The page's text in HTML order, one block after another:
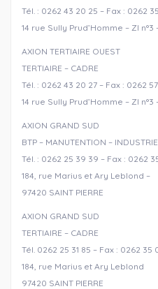
Tél. : 0262 43 20 25 – Fax : 0262
14 rue Sully Prud’Homme – ZI n°3
AXION TERTIAIRE OUEST
TERTIAIRE – CADRE
Tél. : 0262 43 20 27 – Fax : 0262 57
14 rue Sully Prud’Homme – ZI n°3
AXION GRAND SUD
BTP – MANUTENTION –
Tél. : 0262 25 39 39 – Fax : 0262
184, rue Marius et Ary Leblond –
97420 SAINT PIERRE
AXION GRAND SUD
TERTIAIRE – CADRE
Tél. 0262 25 31 85 – Fax : 0262 35
184, rue Marius et Ary Leblond
97420 SAINT PIERRE